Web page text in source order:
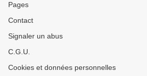
Pages
Contact
Signaler un abus
C.G.U.
Cookies et données personnelles